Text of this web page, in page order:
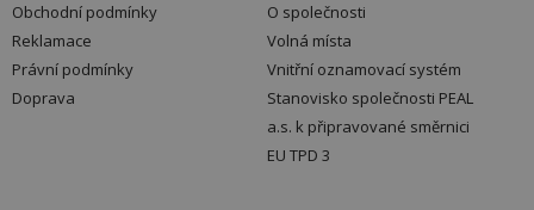
Obchodní podmínky
Reklamace
Právní podmínky
Doprava
O společnosti
Volná místa
Vnitřní oznamovací systém
Stanovisko společnosti PEAL
a.s. k připravované směrnici
EU TPD 3